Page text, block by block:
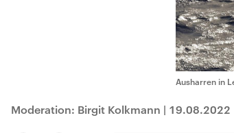
Ausharren in
Moderation: Birgit Kolkmann | 19.08.2022